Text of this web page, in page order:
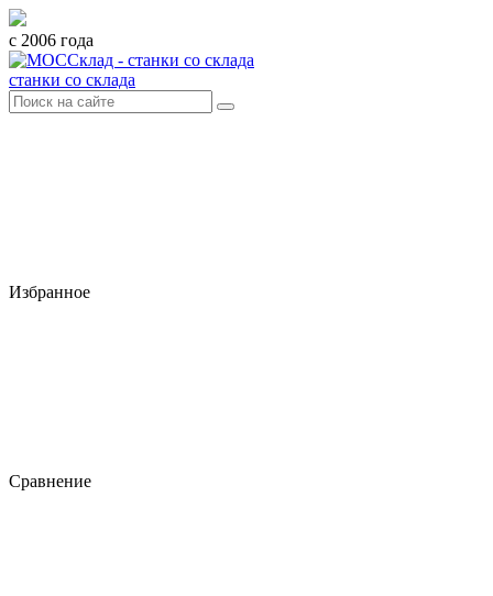
с 2006 года
станки со склада
Избранное
Сравнение